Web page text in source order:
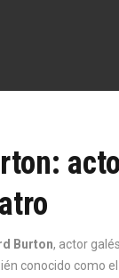
Burton, actor
conocido como